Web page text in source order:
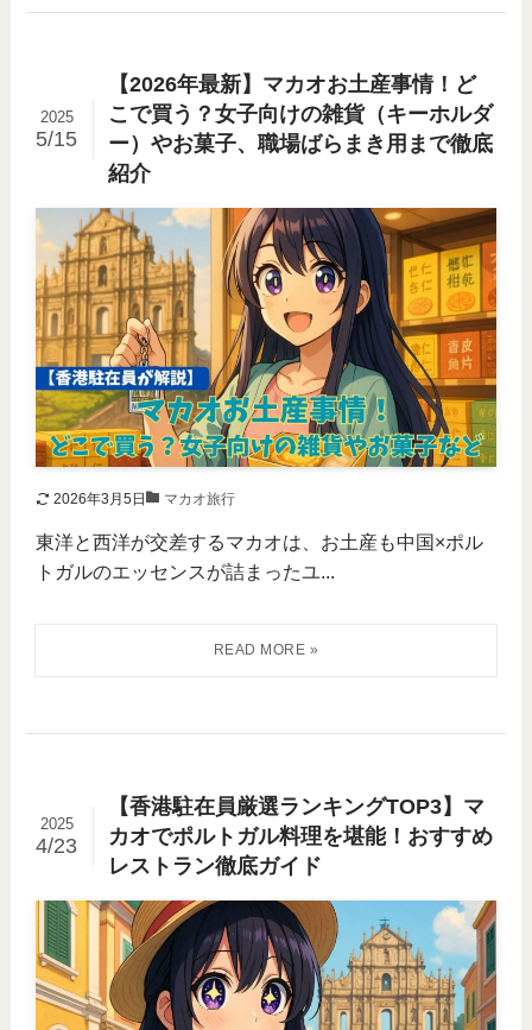
【2026年最新】マカオお土産事情！ど
こで買う？女子向けの雑貨（キーホルダ
ー）やお菓子、職場ばらまき用まで徹底
紹介
2025
5/15
2026年3月5日 マカオ旅行
東洋と西洋が交差するマカオは、お土産も中国×ポル
トガルのエッセンスが詰まったユ...
【香港駐在員厳選ランキングTOP3】マ
カオでポルトガル料理を堪能！おすすめ
レストラン徹底ガイド
2025
4/23